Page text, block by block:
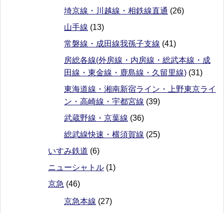
埼京線・川越線・相鉄線直通 (26)
山手線 (13)
常磐線・成田線我孫子支線 (41)
房総各線(外房線・内房線・総武本線・成
田線・東金線・鹿島線・久留里線) (31)
東海道線・湘南新宿ライン・上野東京ライ
ン・高崎線・宇都宮線 (39)
武蔵野線・京葉線 (36)
総武線快速・横須賀線 (25)
いすみ鉄道 (6)
ニューシャトル (1)
京急 (46)
京急本線 (27)